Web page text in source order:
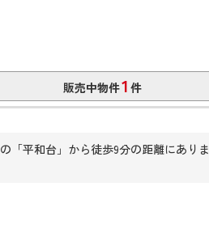
販売中物件1 件
「平和台」から徒歩9分の距離にありま